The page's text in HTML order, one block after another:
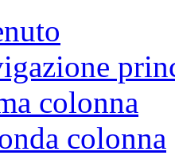
colonna
colonna